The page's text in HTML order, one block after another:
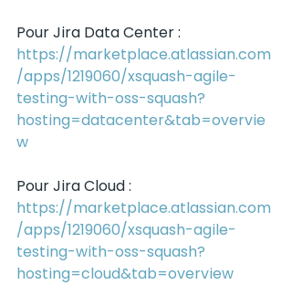
Pour Jira Data Center :
https://marketplace.atlassian.com
/apps/1219060/xsquash-agile-
testing-with-oss-squash?
hosting=datacenter&tab=overvie
w
Pour Jira Cloud :
https://marketplace.atlassian.com
/apps/1219060/xsquash-agile-
testing-with-oss-squash?
hosting=cloud&tab=overview